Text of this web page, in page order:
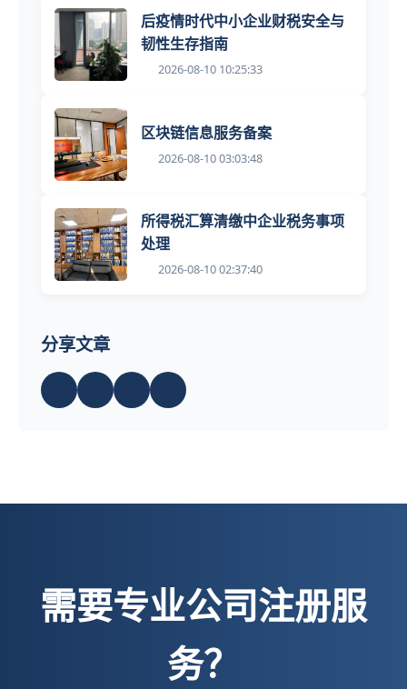
后疫情时代中小企业财税安全与
韧性生存指南
2026-08-10 10:25:33
区块链信息服务备案
2026-08-10 03:03:48
所得税汇算清缴中企业税务事项
处理
2026-08-10 02:37:40
分享文章
需要专业公司注册服
务？